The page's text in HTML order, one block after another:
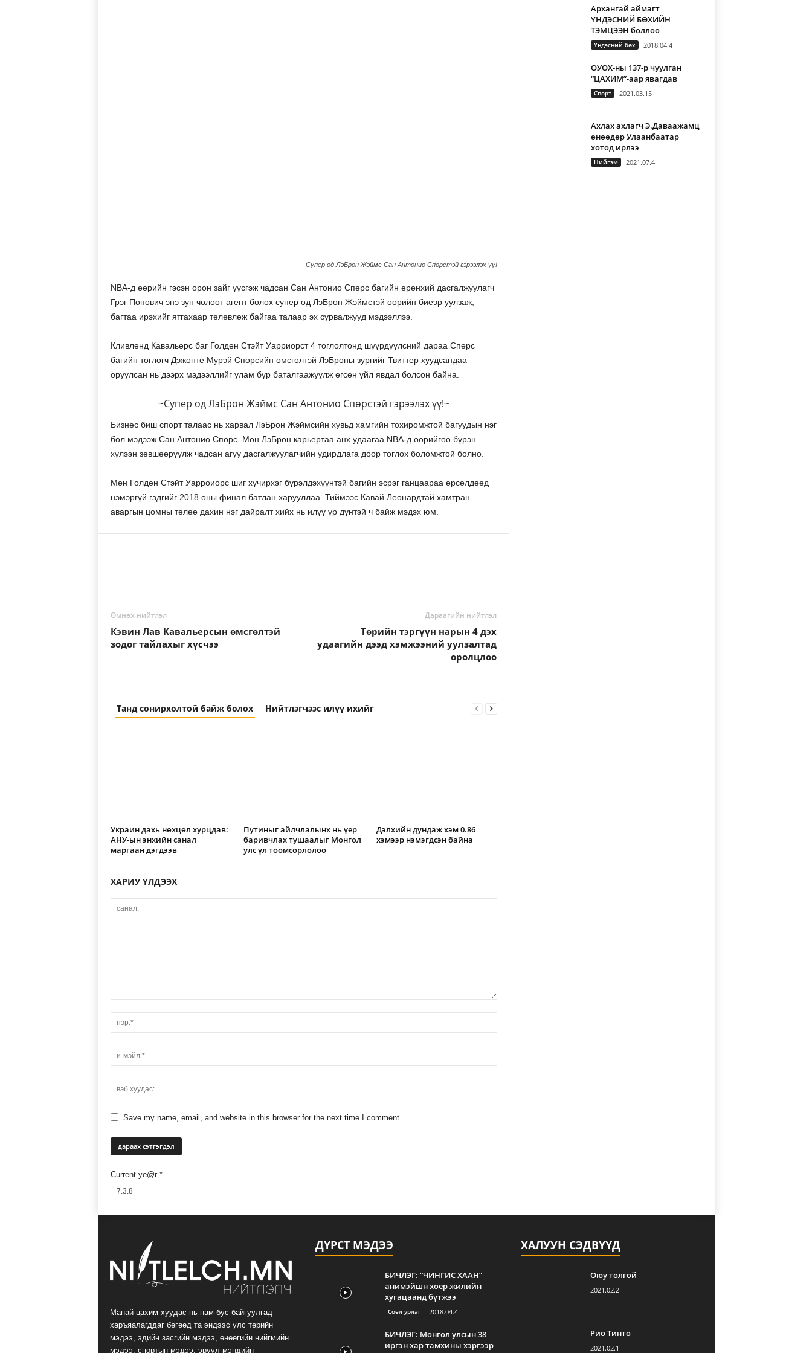
Супер од ЛэБрон Жэймс Сан Антонио Спөрстэй гэрээлэх үү!
NBA-д өөрийн гэсэн орон зайг үүсгэж чадсан Сан Антонио Спөрс багийн ерөнхий дасгалжуулагч
Грэг Попович энэ зун чөлөөт агент болох супер од ЛэБрон Жэймстэй өөрийн биеэр уулзаж,
багтаа ирэхийг ятгахаар төлөвлөж байгаа талаар эх сурвалжууд мэдээллээ.
Кливленд Кавальерс баг Голден Стэйт Уарриорст 4 тоглолтонд шүүрдүүлсний дараа Спөрс
багийн тоглогч Дэжонте Мурэй Спөрсийн өмсгөлтэй ЛэБроны зургийг Твиттер хуудсандаа
оруулсан нь дээрх мэдээллийг улам бүр баталгаажуулж өгсөн үйл явдал болсон байна.
~Супер од ЛэБрон Жэймс Сан Антонио Спөрстэй гэрээлэх үү!~
Бизнес биш спорт талаас нь харвал ЛэБрон Жэймсийн хувьд хамгийн тохиромжтой багуудын нэг
бол мэдээж Сан Антонио Спөрс. Мөн ЛэБрон карьертаа анх удаагаа NBA-д өөрийгөө бүрэн
хүлээн зөвшөөрүүлж чадсан агуу дасгалжуулагчийн удирдлага доор тоглох боломжтой болно.
Мөн Голден Стэйт Уарроиорс шиг хүчирхэг бүрэлдэхүүнтэй багийн эсрэг ганцаараа өрсөлдөөд
нэмэргүй гэдгийг 2018 оны финал батлан харууллаа. Тиймээс Кавай Леонардтай хамтран
аваргын цомны төлөө дахин нэг дайралт хийх нь илүү үр дүнтэй ч байж мэдэх юм.
Өмнөх нийтлэл
Кэвин Лав Кавальерсын өмсгөлтэй
зодог тайлахыг хүсчээ
Дараагийн нийтлэл
Төрийн тэргүүн нарын 4 дэх
удаагийн дээд хэмжээний уулзалтад
оролцлоо
Танд сонирхолтой байж болох Нийтлэгчээс илүү ихийг
Украин дахь нөхцөл хурцдав:
АНУ-ын энхийн санал
маргаан дэгдээв
Путиныг айлчлалынх нь үер
баривчлах тушаалыг Монгол
улс үл тоомсорлолоо
Дэлхийн дундаж хэм 0.86
хэмээр нэмэгдсэн байна
ХАРИУ ҮЛДЭЭХ
Save my name, email, and website in this browser for the next time I comment.
Current ye@r *
Архангай аймагт
ҮНДЭСНИЙ БӨХИЙН
ТЭМЦЭЭН боллоо
Үндэсний бөх 2018.04.4
ОУОХ-ны 137-р чуулган
“ЦАХИМ”-аар явагдав
Спорт 2021.03.15
Ахлах ахлагч Э.Даваажамц
өнөөдөр Улаанбаатар
хотод ирлээ
Нийгэм 2021.07.4
Манай цахим хуудас нь нам бус байгуулгад
харъяалагддаг бөгөөд та эндээс улс төрийн
мэдээ, эдийн засгийн мэдээ, өнөөгийн нийгмийн
мэдээ, спортын мэдээ, эрүүл мэндийн
ДҮРСТ МЭДЭЭ
БИЧЛЭГ: “ЧИНГИС ХААН”
анимэйшн хоёр жилийн
хугацаанд бүтжээ
Соёл урлаг 2018.04.4
БИЧЛЭГ: Монгол улсын 38
иргэн хар тамхины хэргээр
ХАЛУУН СЭДВҮҮД
Оюу толгой
2021.02.2
Рио Тинто
2021.02.1